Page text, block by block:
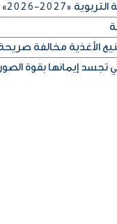
2026»
الأغذية مخالفة
تجسد إيمانها بقوة